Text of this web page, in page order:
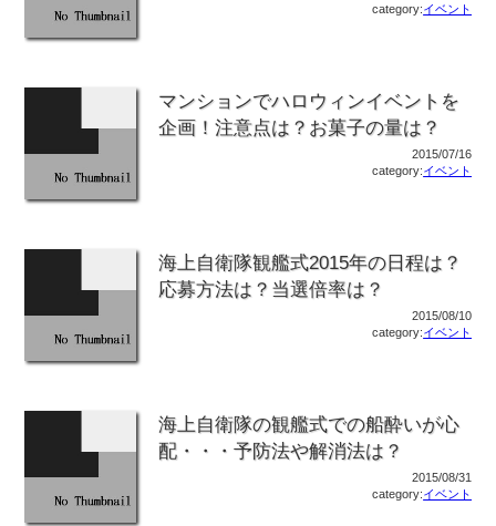
category:イベント
マンションでハロウィンイベントを
企画！注意点は？お菓子の量は？
2015/07/16
category:イベント
海上自衛隊観艦式2015年の日程は？
応募方法は？当選倍率は？
2015/08/10
category:イベント
海上自衛隊の観艦式での船酔いが心
配・・・予防法や解消法は？
2015/08/31
category:イベント